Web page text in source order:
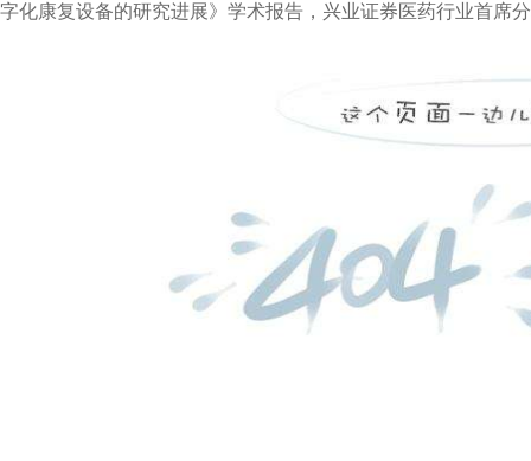
字化康复设备的研究进展》学术报告，兴业证券医药行业首席